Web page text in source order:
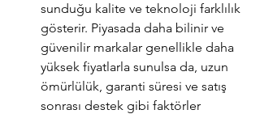
sunduğu kalite ve teknoloji farklılık
gösterir. Piyasada daha bilinir ve
güvenilir markalar genellikle daha
yüksek fiyatlarla sunulsa da, uzun
ömürlülük, garanti süresi ve satış
sonrası destek gibi faktörler